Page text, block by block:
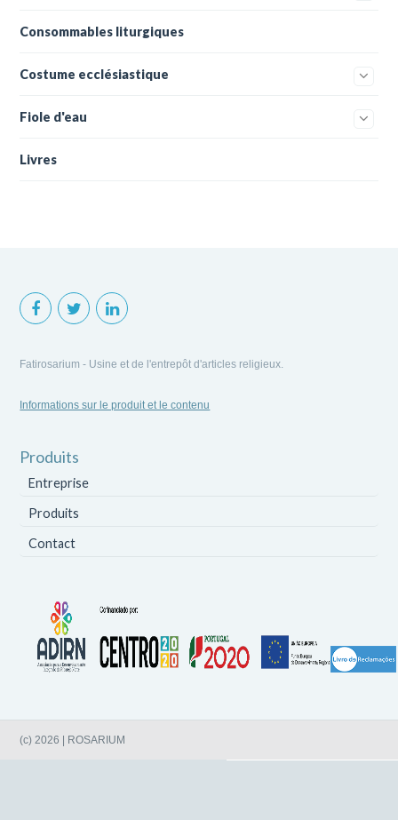
Consommables liturgiques
Costume ecclésiastique
Fiole d'eau
Livres
Fatirosarium - Usine et de l'entrepôt d'articles religieux.
Informations sur le produit et le contenu
Produits
Entreprise
Produits
Contact
(c) 2026 | ROSARIUM